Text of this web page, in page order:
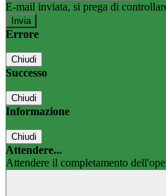
E-mail inviata, si prega di
Errore
Chiudi
Successo
Chiudi
Informazione
Chiudi
Attendere...
Attendere il completamento